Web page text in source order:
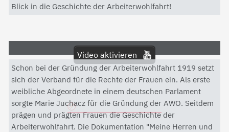
Blick in die Geschichte der Arbeiterwohlfahrt!
Video aktivieren
Mit dem Aktivieren des Videos akzeptieren Sie die
Datenschutzerklärung von YouTube.
Datenschutzerklärung
Schon bei der Gründung der Arbeiterwohlfahrt 1919 setzt
sich der Verband für die Rechte der Frauen ein. Als erste
weibliche Abgeordnete in einem deutschen Parlament
sorgte Marie Juchacz für die Gründung der AWO. Seitdem
prägen und prägten Frauen die Geschichte der
Arbeiterwohlfahrt. Die Dokumentation "Meine Herren und